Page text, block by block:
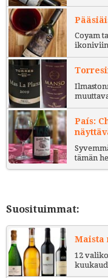
Coyam
País:
tämän
Suosituimmat:
Maista
12